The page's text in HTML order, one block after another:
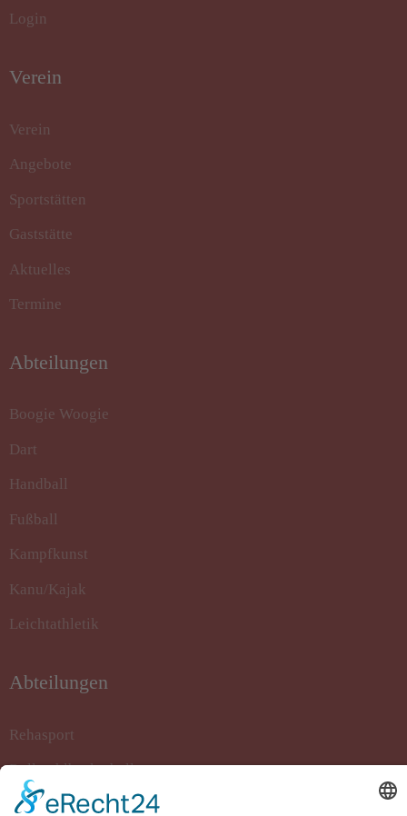
Login
Verein
Verein
Angebote
Sportstätten
Gaststätte
Aktuelles
Termine
Abteilungen
Boogie Woogie
Dart
Handball
Fußball
Kampfkunst
Kanu/Kajak
Leichtathletik
Abteilungen
Rehasport
Rollstuhlbasketball
Sportkegeln